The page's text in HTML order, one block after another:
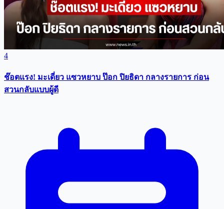
4
ช๊อตแรง! มะเดี่ยว แซวหยาบ ป๊อก ปิยธิดา กลางรายการ ก่อน
สวนกลับแบบผู้ดี